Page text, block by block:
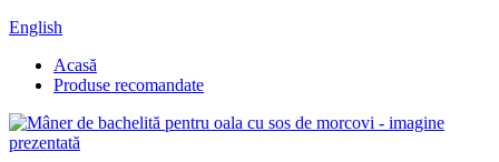
English
Acasă
Produse recomandate